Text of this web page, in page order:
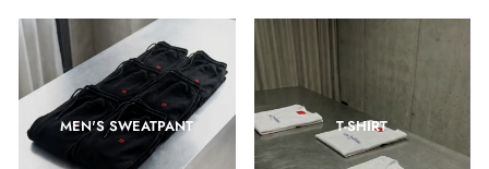
MEN'S SWEATPANT T-SHIRT